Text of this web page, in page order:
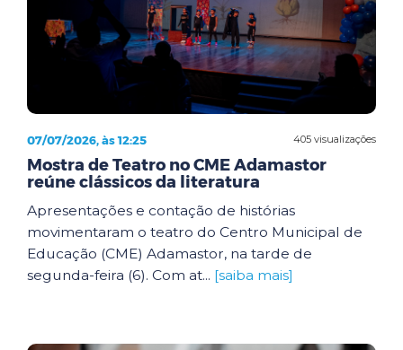
405 visualizações
07/07/2026, às 12:25
Mostra de Teatro no CME Adamastor
reúne clássicos da literatura
Apresentações e contação de histórias
movimentaram o teatro do Centro Municipal de
Educação (CME) Adamastor, na tarde de
segunda-feira (6). Com at... [saiba mais]